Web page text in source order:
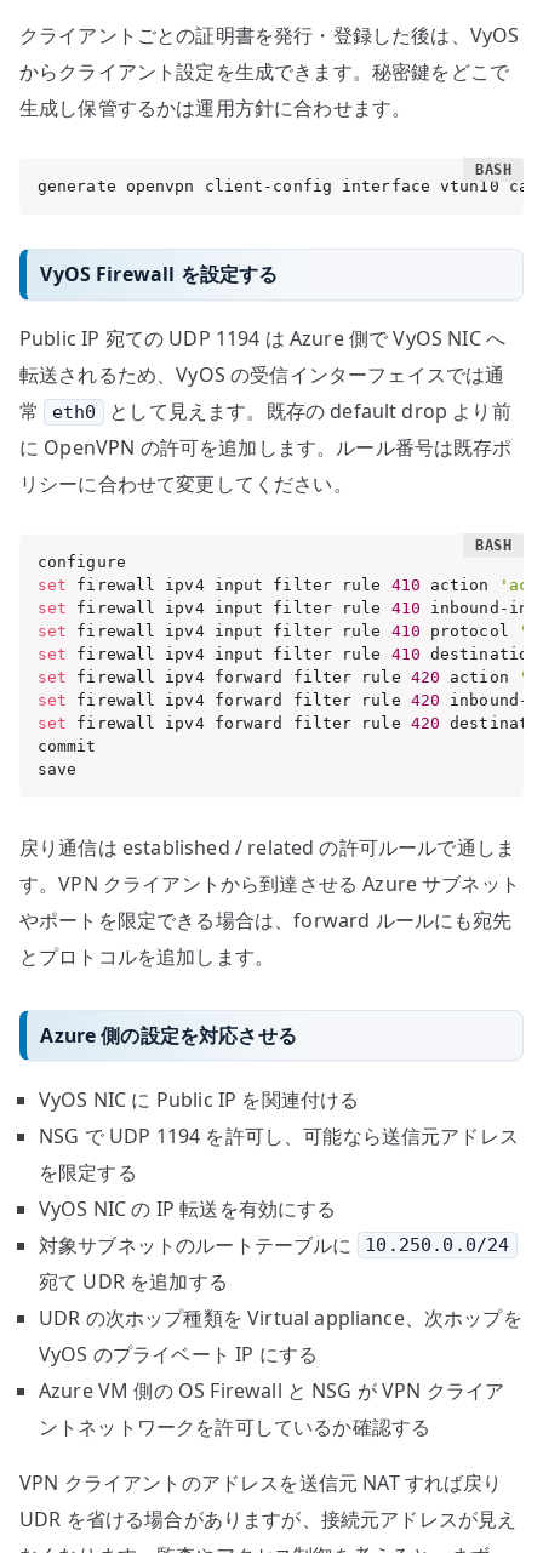
クライアントごとの証明書を発行・登録した後は、VyOS
からクライアント設定を生成できます。秘密鍵をどこで
生成し保管するかは運用方針に合わせます。
generate openvpn client-config interface vtun10
VyOS Firewall を設定する
Public IP 宛ての UDP 1194 は Azure 側で VyOS NIC へ
転送されるため、VyOS の受信インターフェイスでは通
常
eth0
として見えます。既存の default drop より前
に OpenVPN の許可を追加します。ルール番号は既存ポ
リシーに合わせて変更してください。
set firewall ipv4 input filter rule 410 action
set firewall ipv4 input filter rule 410 inbound-
set firewall ipv4 input filter rule 410 protocol
set firewall ipv4 input filter rule 410
set firewall ipv4 forward filter rule 420 action
set firewall ipv4 forward filter rule 420 inbound-
set firewall ipv4 forward filter rule 420
commit
save
戻り通信は established / related の許可ルールで通しま
す。VPN クライアントから到達させる Azure サブネット
やポートを限定できる場合は、forward ルールにも宛先
とプロトコルを追加します。
Azure 側の設定を対応させる
VyOS NIC に Public IP を関連付ける
NSG で UDP 1194 を許可し、可能なら送信元アドレス
を限定する
VyOS NIC の IP 転送を有効にする
対象サブネットのルートテーブルに
10.250.0.0/24
宛て UDR を追加する
UDR の次ホップ種類を Virtual appliance、次ホップを
VyOS のプライベート IP にする
Azure VM 側の OS Firewall と NSG が VPN クライア
ントネットワークを許可しているか確認する
VPN クライアントのアドレスを送信元 NAT すれば戻り
UDR を省ける場合がありますが、接続元アドレスが見え